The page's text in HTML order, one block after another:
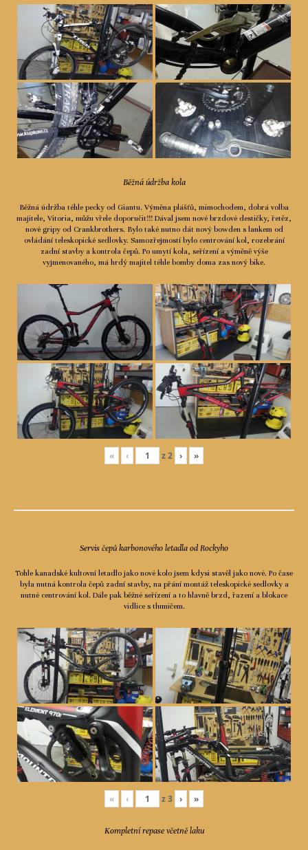
Běžná údržba kola
Běžná údržba téhle pecky od Giantu. Výměna plášťů, mimochodem, dobrá volba
majitele, Vitoria, můžu vřele doporučit!!! Dával jsem nové brzdové destičky, řetěz,
nové gripy od Crankbrothers. Bylo také nutno dát nový bowden s lankem od
ovládání teleskopické sedlovky. Samozřejmostí bylo centrování kol, rozebrání
zadní stavby a kontrola čepů. Po umytí kola, seřízení a výměně výše
vyjmenovaného, má hrdý majitel téhle bomby doma zas nový bike.
« ‹ z2 › »
Servis čepů karbonového letadla od Rockyho
Tohle kanadské kultovní letadlo jako nové kolo jsem kdysi stavěl jako nové. Po čase
byla nutná kontrola čepů zadní stavby, na přání montáž teleskopické sedlovky a
nutné centrování kol. Dále pak běžné seřízení a to hlavně brzd, řazení a blokace
vidlice s tlumičem.
« ‹ z3 › »
Kompletní repase včetně laku